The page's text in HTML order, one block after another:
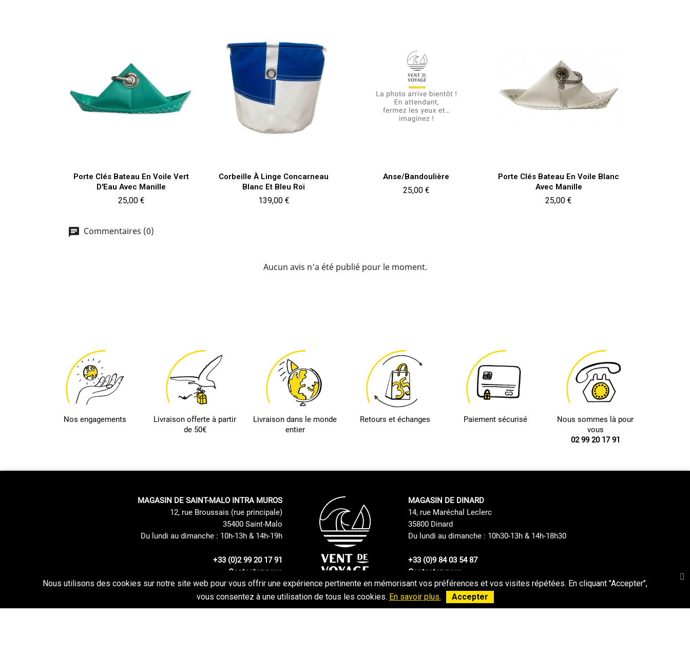
Porte Clés Bateau En Voile Vert
D'Eau Avec Manille
Prix
25,00 €
Aperçu rapide
Corbeille À Linge Concarneau
Blanc Et Bleu Roi
Prix
139,00 €
 Aperçu rapide Anse/Bandoulière
Prix
25,00 €
Aperçu rapide
Porte Clés Bateau En Voile Blanc
Avec Manille
Prix
25,00 €
 Aperçu rapide
Commentaires (0)
Aucun avis n'a été publié pour le moment.
Nos engagements
Livraison offerte à partir
de 50€
Livraison dans le monde
entier
Retours et échanges Paiement sécurisé
Nous sommes là pour
vous
02 99 20 17 91
MAGASIN DE SAINT-MALO INTRA MUROS
12, rue Broussais (rue principale)
35400 Saint-Malo
Du lundi au dimanche : 10h-13h & 14h-19h
+33 (0)2 99 20 17 91
Contactez nous
MAGASIN DE DINARD
14, rue Maréchal Leclerc
35800 Dinard
Du lundi au dimanche : 10h30-13h & 14h-18h30
+33 (0)9 84 03 54 87
Contactez nous
Politique de confidentialité
Nous utilisons des cookies sur notre site web pour vous offrir une expérience pertinente en mémorisant vos préférences et vos visites répétées. En cliquant "Accepter",
vous consentez à une utilisation de tous les cookies. En savoir plus. Accepter